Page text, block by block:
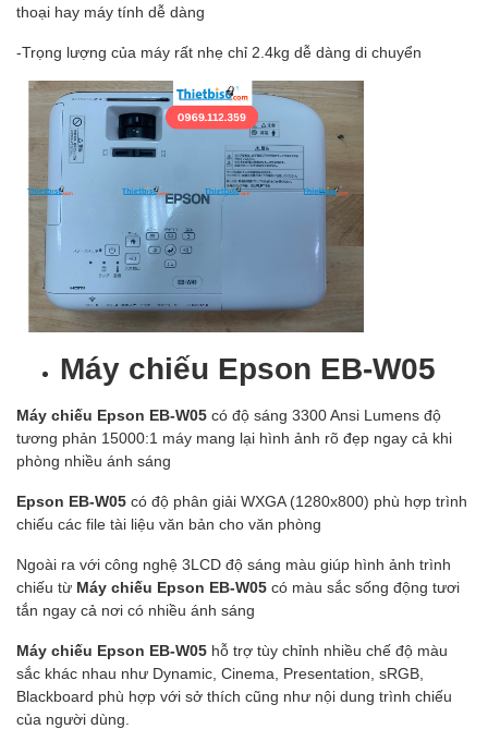
thoại hay máy tính dễ dàng
-Trọng lượng của máy rất nhẹ chỉ 2.4kg dễ dàng di chuyển
Máy chiếu Epson EB-W05
Máy chiếu Epson EB-W05 có độ sáng 3300 Ansi Lumens độ
tương phản 15000:1 máy mang lại hình ảnh rõ đẹp ngay cả khi
phòng nhiều ánh sáng
Epson EB-W05 có độ phân giải WXGA (1280x800) phù hợp trình
chiếu các file tài liệu văn bản cho văn phòng
Ngoài ra với công nghệ 3LCD độ sáng màu giúp hình ảnh trình
chiếu từ Máy chiếu Epson EB-W05 có màu sắc sống động tươi
tắn ngay cả nơi có nhiều ánh sáng
Máy chiếu Epson EB-W05 hỗ trợ tùy chỉnh nhiều chế độ màu
sắc khác nhau như Dynamic, Cinema, Presentation, sRGB,
Blackboard phù hợp với sở thích cũng như nội dung trình chiếu
của người dùng.